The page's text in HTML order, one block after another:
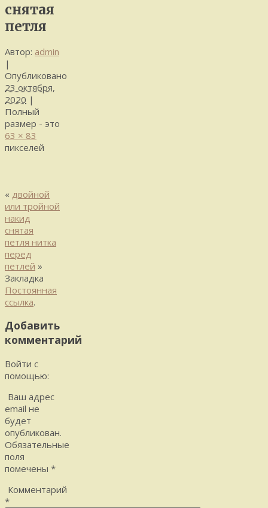
снятая
петля
Автор: admin
|
Опубликовано
23 октября,
2020 |
Полный
размер - это
63 × 83
пикселей
« двойной
или тройной
накид
снятая
петля нитка
перед
петлей »
Закладка
Постоянная
ссылка.
Добавить
комментарий
Войти с
помощью:
Ваш адрес
email не
будет
опубликован.
Обязательные
поля
помечены *
Комментарий
*